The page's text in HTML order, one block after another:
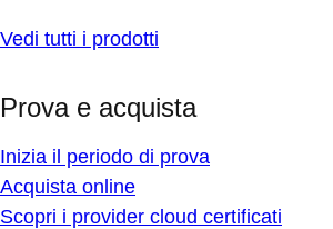
Vedi tutti i prodotti
Prova e acquista
Inizia il periodo di prova
Acquista online
Scopri i provider cloud certificati